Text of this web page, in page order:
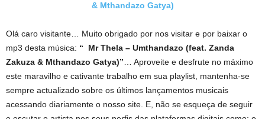
& Mthandazo Gatya)
Olá caro visitante… Muito obrigado por nos visitar e por baixar o
mp3 desta música: “ Mr Thela – Umthandazo (feat. Zanda
Zakuza & Mthandazo Gatya)” … Aproveite e desfrute no máximo
este maravilho e cativante trabalho em sua playlist, mantenha-se
sempre actualizado sobre os últimos lançamentos musicais
acessando diariamente o nosso site. E, não se esqueça de seguir